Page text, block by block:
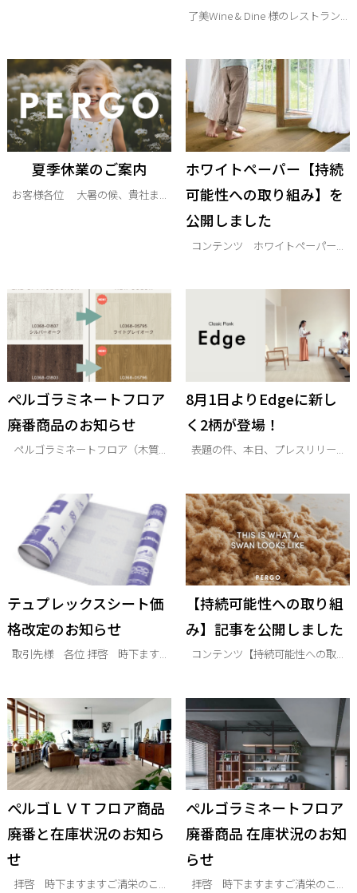
了美Wine & Dine 様のレストラン...
夏季休業のご案内
お客様各位 大暑の候、貴社ま...
ホワイトペーパー【持続
可能性への取り組み】を
公開しました
コンテンツ ホワイトペーパー...
ぺルゴラミネートフロア
廃番商品のお知らせ
ペルゴラミネートフロア（木質...
8月1日よりEdgeに新し
く2柄が登場！
表題の件、本日、プレスリリー...
テュプレックスシート価
格改定のお知らせ
取引先様 各位 拝啓 時下ます...
【持続可能性への取り組
み】記事を公開しました
コンテンツ【持続可能性への取...
ぺルゴＬＶＴフロア商品
廃番と在庫状況のお知ら
せ
拝啓 時下ますますご清栄のこ...
ぺルゴラミネートフロア
廃番商品 在庫状況のお知
らせ
拝啓 時下ますますご清栄のこ...